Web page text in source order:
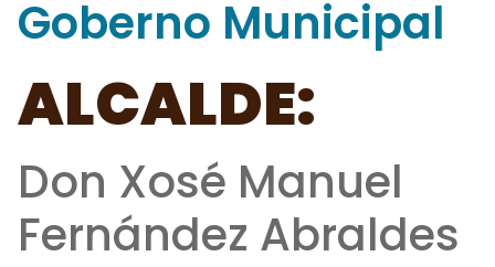
Goberno Municipal
ALCALDE:
Don Xosé Manuel
Fernández Abraldes